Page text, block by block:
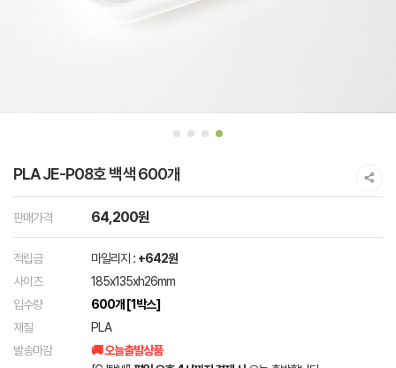
PLA JE-P08호 백색 600개
판매가격 64,200원
적립금 마일리지 : +642원
사이즈
185x135xh26mm
입수량
600개 [1박스]
재질
PLA
발송마감
🚚 오늘출발상품